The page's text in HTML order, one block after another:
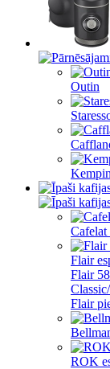
Outin
Flair
Flair 58
Flair
ROK